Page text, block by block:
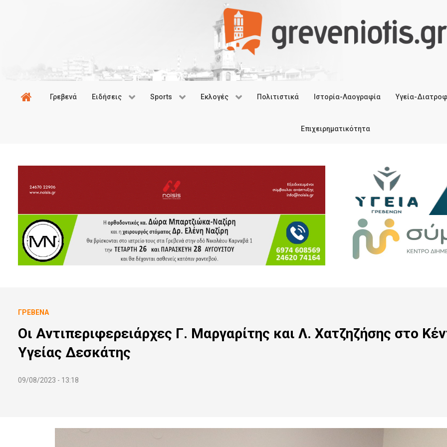
Γρεβενά Ειδήσεις Sports Εκλογές Πολιτιστικά Ιστορία-Λαογραφία Υγεία-
Επιχειρηματικότητα
ΓΡΕΒΕΝΆ
Οι Αντιπεριφερειάρχες Γ. Μαργαρίτης και Λ. Χατζηζήσης στο
Υγείας Δεσκάτης
09/08/2023 - 13:18